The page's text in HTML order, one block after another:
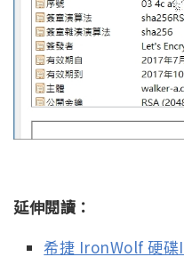
延伸閱讀：
希捷 IronWolf 硬碟